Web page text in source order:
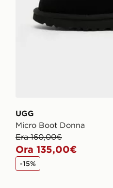
UGG
Micro Boot Donna
Era 160,00€
Ora 135,00€
-15%